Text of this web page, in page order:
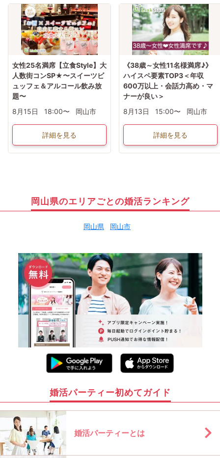
女性25名満席【立食Style】大
人数街コンSP★〜スイーツビ
ュッフェ＆アルコール飲み放
題〜
8月15日
18:00〜 岡山市
詳細を見る
《38歳～女性11名様満席♪》
ハイスペ要素TOP3＜年収
600万以上・会話力高め・マ
ナーが良い＞
8月13日
15:00〜 岡山市
詳細を見る
岡山県のエリアごとの婚活ランキング
岡山県 岡山市
婚活パーティー初めてガイド
婚活パーティーとは